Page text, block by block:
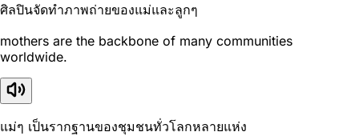
ศิลปินจัดทำภาพถ่ายของแม่และลูกๆ
mothers are the backbone of many communities
worldwide.
แม่ๆ เป็นรากฐานของชุมชนทั่วโลกหลายแห่ง